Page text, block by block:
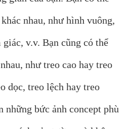
nhau, như hình vuông,
v.v. Bạn cũng có thể
như treo cao hay treo
dọc, treo lệch hay treo
những bức ảnh concept phù